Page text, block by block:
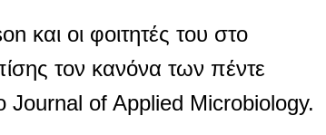
και οι φοιτητές του στο
τον κανόνα των πέντε
Journal of Applied Microbiology.